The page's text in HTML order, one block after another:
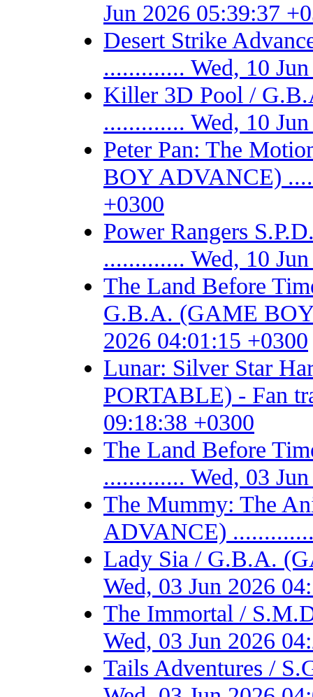
Jun 2026 05:39:37
Desert Strike
............. Wed, 10
Killer 3D Pool /
............. Wed, 10
Peter Pan: The
BOY ADVANCE)
+0300
Power Rangers
............. Wed, 10
The Land Before
G.B.A. (GAME
2026 04:01:15 +0300
Lunar: Silver Star
PORTABLE) - Fan
09:18:38 +0300
The Land Before
............. Wed, 03
The Mummy: The
ADVANCE)
Lady Sia / G.B.A.
Wed, 03 Jun 2026
The Immortal /
Wed, 03 Jun 2026
Tails Adventures /